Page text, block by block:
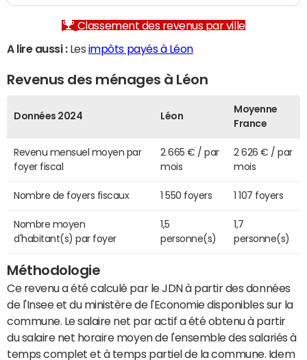
Classement des revenus par ville
A lire aussi :Les impôts payés à Léon
Revenus des ménages à Léon
Données 2024 Léon
Moyenne
France
Revenu mensuel moyen par
foyer fiscal
2 665 € / par
mois
2 626 € / par
mois
Nombre de foyers fiscaux 1 550 foyers 1 107 foyers
Nombre moyen
d'habitant(s) par foyer
1,5
personne(s)
1,7
personne(s)
Méthodologie
Ce revenu a été calculé par le JDN à partir des données
de l'Insee et du ministère de l'Economie disponibles sur la
commune. Le salaire net par actif a été obtenu à partir
du salaire net horaire moyen de l'ensemble des salariés à
temps complet et à temps partiel de la commune. Idem